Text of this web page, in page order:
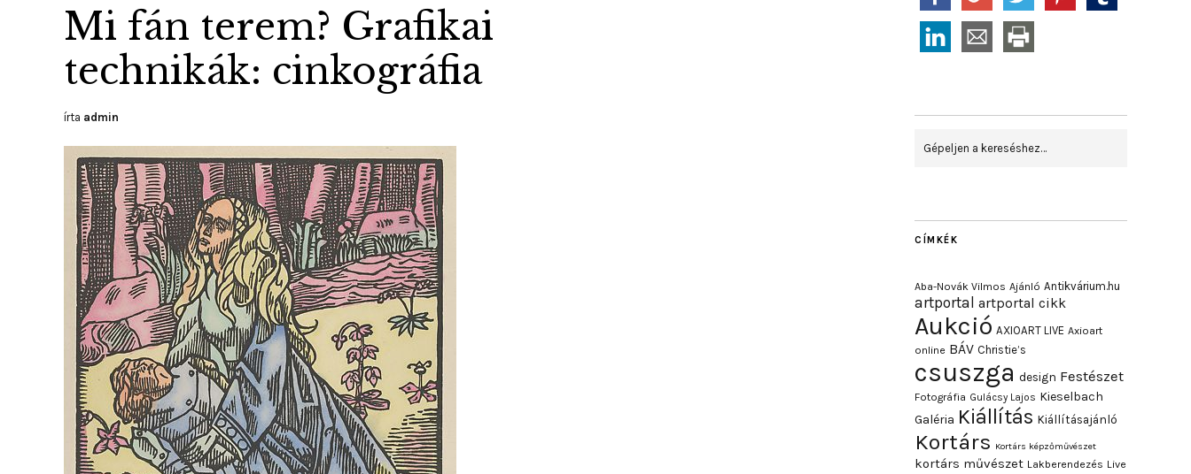
Mi fán terem? Grafikai
technikák: cinkográfia
írta admin
CÍMKÉK
Aba-Novák Vilmos Ajánló Antikvárium.hu
artportal artportal cikk
Aukció AXIOART LIVE Axioart
online BÁV Christie’s
csuszga design Festészet
Fotográfia Gulácsy Lajos Kieselbach
Galéria Kiállítás Kiállításajánló
Kortárs Kortárs képzőművészet
kortárs művészet Lakberendezés Live